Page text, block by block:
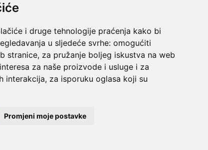
i druge tehnologije praćenja kako bi
u sljedeće svrhe: omogućiti
stranice, za pružanje boljeg iskustva na web
za naše proizvode i usluge i za
interakcija, za isporuku oglasa koji su
Promjeni moje postavke
Sigurno obročno plaćanje
Do 24 rata bez kamata